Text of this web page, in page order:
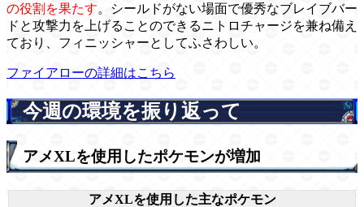
の役割を果たす。シールドがない場面で優秀なブレイブバー
ドと攻撃力を上げることのできるニトロチャージを兼ね備え
ており、フィニッシャーとしてふさわしい。
ファイアローの詳細はこちら
今週の環境を振り返って
アメXLを使用したポケモンが増加
アメXLを使用した主なポケモン